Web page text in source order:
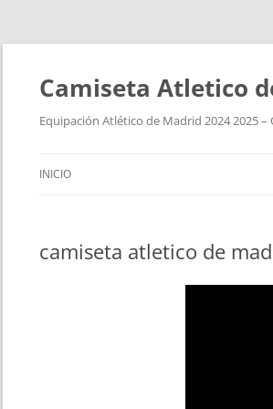
Camiseta Atletico
Equipación Atlético de Madrid 2024 2025
INICIO
camiseta atletico de